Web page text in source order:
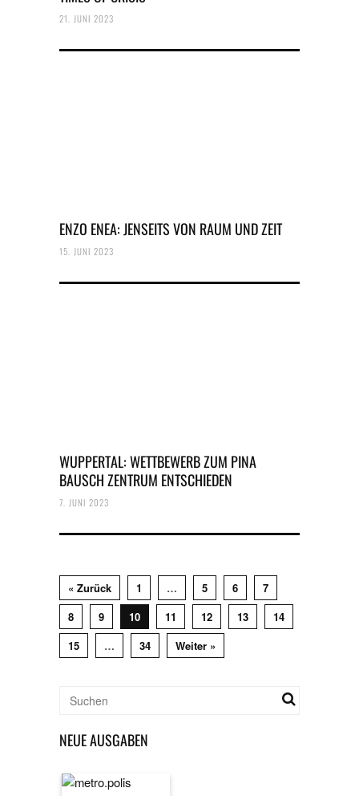
21. JUNI 2023
ENZO ENEA: JENSEITS VON RAUM UND ZEIT
15. JUNI 2023
WUPPERTAL: WETTBEWERB ZUM PINA
BAUSCH ZENTRUM ENTSCHIEDEN
7. JUNI 2023
« Zurück 1 … 5 6
7
8
9 10 11 12 13
14
15
… 34 Weiter »
NEUE AUSGABEN